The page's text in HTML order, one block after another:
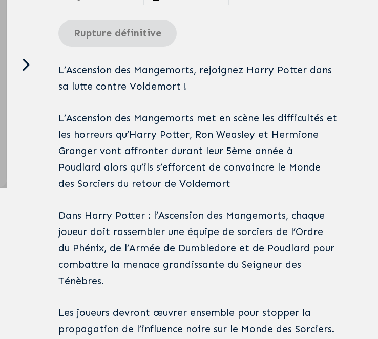
Rupture définitive
L’Ascension des Mangemorts, rejoignez Harry Potter dans
sa lutte contre Voldemort !
L’Ascension des Mangemorts met en scène les difficultés et
les horreurs qu’Harry Potter, Ron Weasley et Hermione
Granger vont affronter durant leur 5ème année à
Poudlard alors qu’ils s’efforcent de convaincre le Monde
des Sorciers du retour de Voldemort
Dans Harry Potter : l’Ascension des Mangemorts, chaque
joueur doit rassembler une équipe de sorciers de l’Ordre
du Phénix, de l’Armée de Dumbledore et de Poudlard pour
combattre la menace grandissante du Seigneur des
Ténèbres.
Les joueurs devront œuvrer ensemble pour stopper la
propagation de l’influence noire sur le Monde des Sorciers.